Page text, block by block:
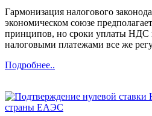
Гармонизация налогового
экономическом союзе
принципов, но сроки уплаты НДС
налоговыми платежами все же
Подробнее..